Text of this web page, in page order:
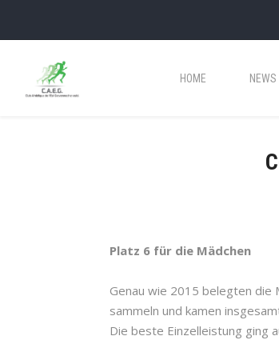
HOME NEWS
Platz 6 für die Mädchen
Genau wie 2015 belegten die
sammeln und kamen
Die beste Einzelleistung ging